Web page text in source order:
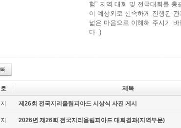
험" 지역 대회 및 전국대회를
이 예상외로 신속하게 진행된
넓은 마음으로 이해해 주시기
다. )
제목
제26회 전국지리올림피아드 시상식 사진 게시
2026년 제26회 전국지리올림피아드 대회결과(지역부문)